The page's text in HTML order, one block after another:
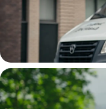
Водитель
грузовой